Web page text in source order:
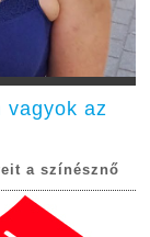
vagyok az
a színésznő